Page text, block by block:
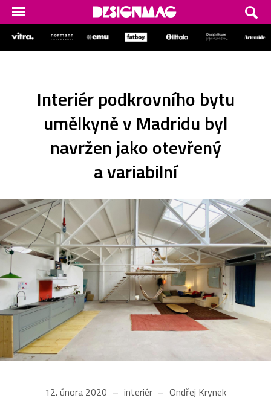
Interiér podkrovního bytu
umělkyně v Madridu byl
navržen jako otevřený
a variabilní
12. února 2020 interiér Ondřej Krynek